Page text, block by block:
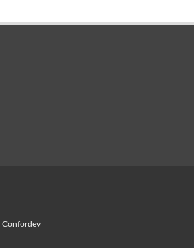
Confordev